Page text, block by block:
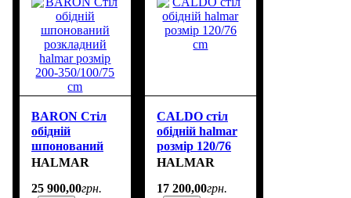
BARON Стіл
обідній
шпонований
розкладний
200-350/100/75
HALMAR
25 900,00грн.
CALDO стіл
обідній halmar
розмір 120/76
cm
HALMAR
17 200,00грн.